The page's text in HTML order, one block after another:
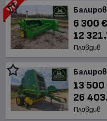
6 300 €
12
Пловдив
13 500
26
Пловдив